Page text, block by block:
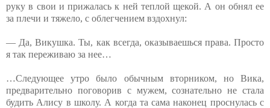
руку в свои и прижалась к ней теплой щекой. А он обнял ее
за плечи и тяжело, с облегчением вздохнул:
— Да, Викушка. Ты, как всегда, оказываешься права. Просто
я так переживаю за нее…
…Следующее утро было обычным вторником, но Вика,
предварительно поговорив с мужем, сознательно не стала
будить Алису в школу. А когда та сама наконец проснулась с